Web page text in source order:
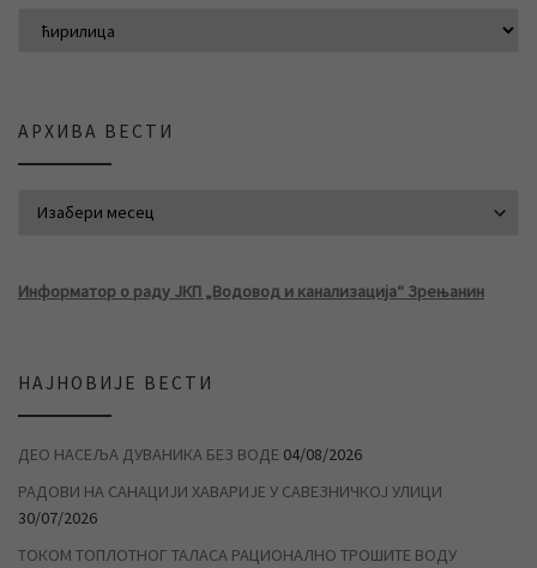
АРХИВА ВЕСТИ
Информатор о раду ЈКП „Водовод и канализација“ Зрењанин
НАЈНОВИЈЕ ВЕСТИ
ДЕО НАСЕЉА ДУВАНИКА БЕЗ ВОДЕ 04/08/2026
РАДОВИ НА САНАЦИЈИ ХАВАРИЈЕ У САВЕЗНИЧКОЈ УЛИЦИ
30/07/2026
ТОКОМ ТОПЛОТНОГ ТАЛАСА РАЦИОНАЛНО ТРОШИТЕ ВОДУ